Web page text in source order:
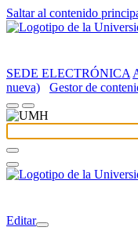
Saltar al contenido
SEDE ELECTRÓNICA
nueva)
Gestor de
Editar